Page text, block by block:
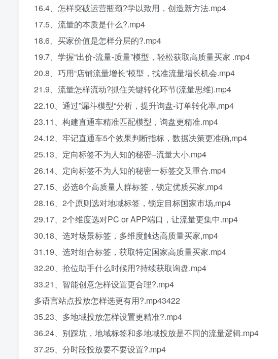
16.4、怎样突破运营瓶颈?学以致用，创造新方法.mp4
17.5、流量的本质是什么?.mp4
18.6、买家价值是怎样分层的?.mp4
19.7、学握“出价-流量-质量”模型，轻松获取高质量买家 .mp4
20.8、巧用“店铺流量增长”模型，找准流量增长机会.mp4
21.9、流量怎样流动?抓住关键转化环节(流量思维).mp4
22.10、通过”漏斗模型“分析，提升询盘-订单转化率,mp4
23.11、构建直通车精准匹配模型，询盘更精准.mp4
24.12、牢记直通车5个效果判断指标，数据决策更准确,mp4
25.13、定向标签不为人知的秘密–流量大小.mp4
26.14、定向标签不为人知的秘密一标签交叉重合.mp4
27.15、必选8个高质量人群标签，锁定优质买家,mp4
28.16、2个原则选对地域标签，锁定目标国家市场,mp4
29.17、2个维度选对PC or APP端口，让流量更集中.mp4
30.18、选对场景标签，多维度触达高质量买家,mp4
31.19、选对组合标签，获取特定国家高质量买家.mp4
32.20、抢位助手什么时候用?持续获取询盘.mp4
33.21、智能创意怎样设置更合理?.mp4
多语言站点投放怎样选更有用?.mp43422
35.23、多地域投放怎样设置更精准?.mp4
36.24、别踩坑，地域标签和多地域投放是不同的流量逻辑.mp4
37.25、分时段投放要不要设置?.mp4